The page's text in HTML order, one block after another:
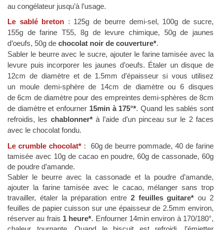
au congélateur jusqu’à l’usage.
Le sablé breton : 125g de beurre demi-sel, 100g de sucre,
155g de farine T55, 8g de levure chimique, 50g de jaunes
d’oeufs, 50g de chocolat noir de couverture*.
Sabler le beurre avec le sucre, ajouter le farine tamisée avec la
levure puis incorporer les jaunes d’oeufs. Étaler un disque de
12cm de diamètre et de 1.5mm d’épaisseursi vous utilisez
un mouledemi-sphère de 14cm de diamètre ou 6 disques
de 6cm de diamètre pour des empreintes demi-sphères de 8cm
de diamètre et enfourner 15min à 175°*. Quand les sablés sont
refroidis, les chablonner*à l’aide d’un pinceau sur le 2 faces
avec le chocolat fondu.
Le crumble chocolat*: 60g de beurre pommade, 40 de farine
tamisée avec 10g de cacao en poudre, 60g de cassonade, 60g
de poudre d’amande.
Sabler le beurre avec la cassonade et la poudre d’amande,
ajouter la farine tamisée avec le cacao, mélanger sans trop
travailler, étaler la préparation entre 2 feuilles guitare* ou 2
feuilles de papier cuisson sur une épaisseur de 2.5mm environ,
réserver au frais 1 heure*. Enfourner 14min environ à 170/180°,